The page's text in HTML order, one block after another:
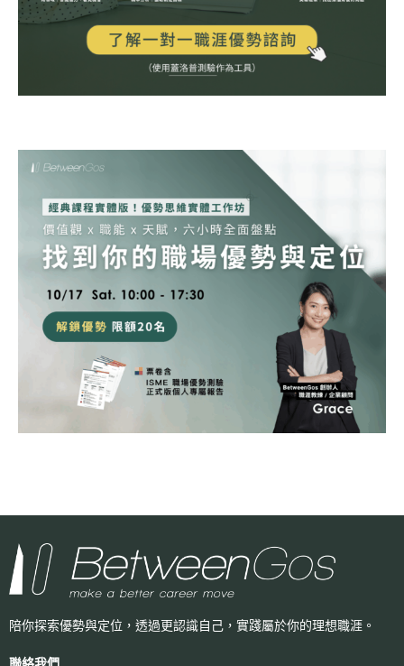
陪你探索優勢與定位，透過更認識自己， 實踐屬於你的理想職涯。